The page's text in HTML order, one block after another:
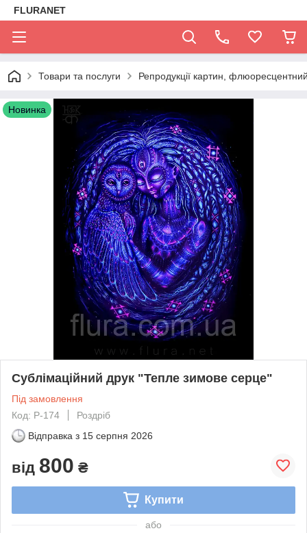
FLURANET
Товари та послуги Репродукції картин,
Новинка
Сублімаційний друк "Тепле зимове серце"
Під замовлення
Код: Р-174
Роздріб
Відправка з 15 серпня 2026
від 800 ₴
Купити
або